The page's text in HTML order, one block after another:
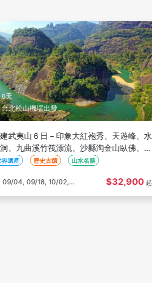
6天
台北松山機場出發
武夷山６日－印象大紅袍秀、天遊峰、水
、九曲溪竹筏漂流、沙縣淘金山臥佛、永
樓(文化參訪)
界遺產 歷史古蹟 山水名勝
$32,900 起